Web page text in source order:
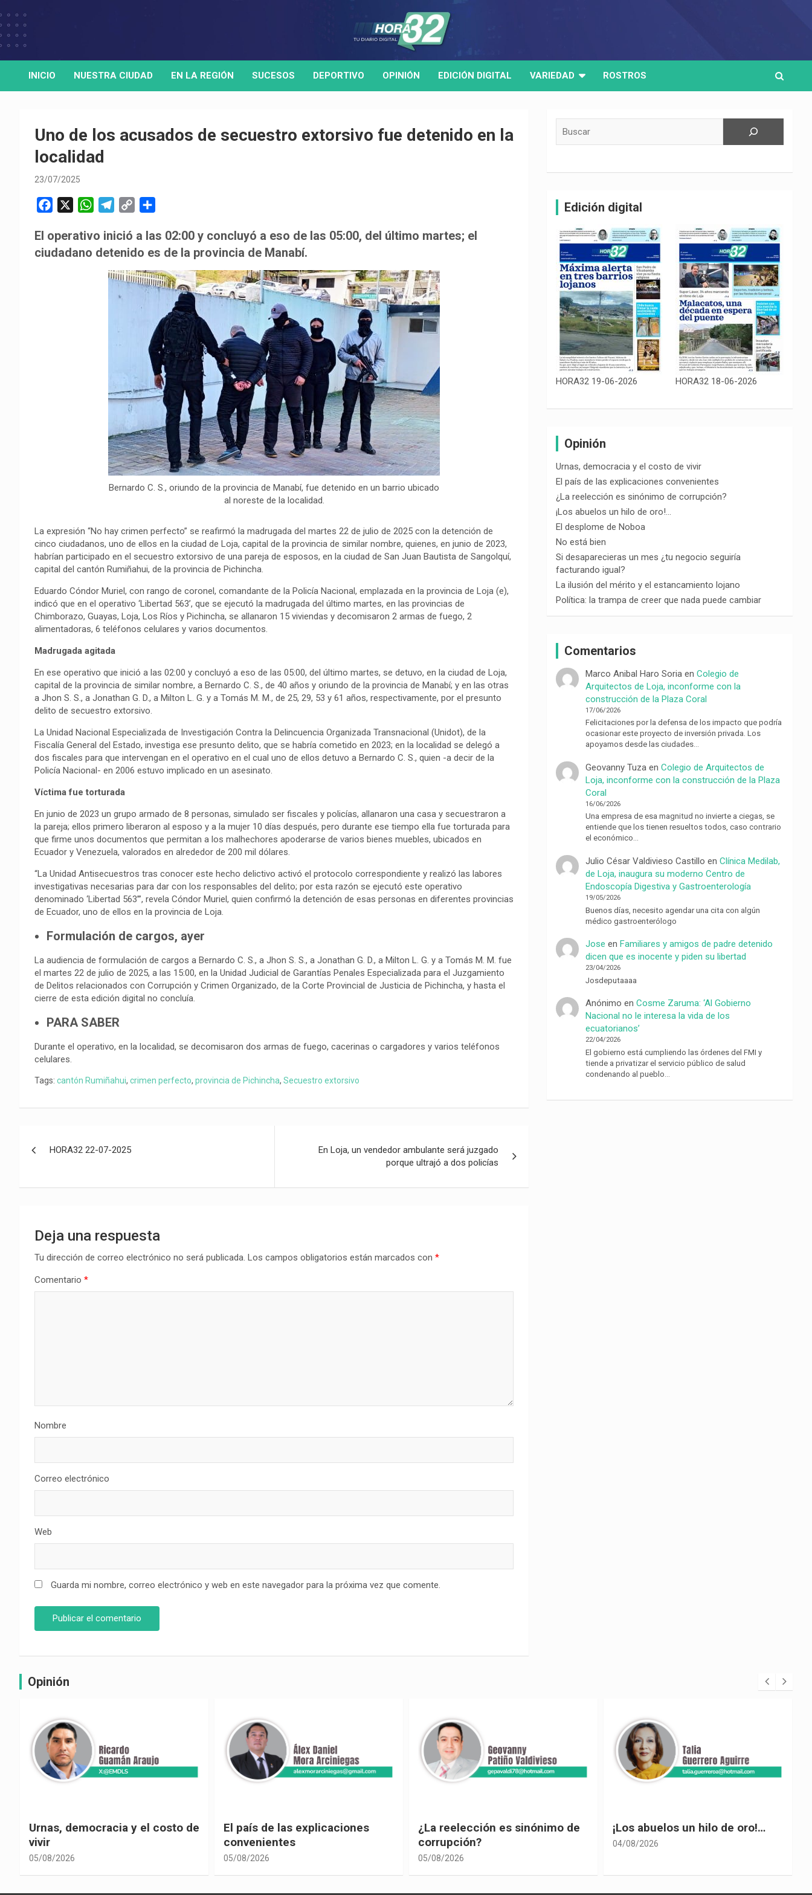
to
HORA32
Medio de comunicación digital
INICIO NUESTRA CIUDAD EN LA REGIÓN SUCESOS DEPORTIVO OPINIÓN EDICIÓN DIGITAL VARIEDAD ROSTROS
Uno de los acusados de secuestro extorsivo fue detenido en la
localidad
23/07/2025
c
e
W
a
t
l
e
g
r
a
p
y
L
i
m
p
a
r
r
El operativo inició a las 02:00 y concluyó a eso de las 05:00, del último martes; el
ciudadano detenido es de la provincia de Manabí.
Bernardo C. S., oriundo de la provincia de Manabí, fue detenido en un barrio ubicado
al noreste de la localidad.
La expresión “No hay crimen perfecto” se reafirmó la madrugada del martes 22 de julio de 2025 con la detención de
cinco ciudadanos, uno de ellos en la ciudad de Loja, capital de la provincia de similar nombre, quienes, en junio de 2023,
habrían participado en el secuestro extorsivo de una pareja de esposos, en la ciudad de San Juan Bautista de Sangolquí,
capital del cantón Rumiñahui, de la provincia de Pichincha.
Eduardo Cóndor Muriel, con rango de coronel, comandante de la Policía Nacional, emplazada en la provincia de Loja (e),
indicó que en el operativo ‘Libertad 563’, que se ejecutó la madrugada del último martes, en las provincias de
Chimborazo, Guayas, Loja, Los Ríos y Pichincha, se allanaron 15 viviendas y decomisaron 2 armas de fuego, 2
alimentadoras, 6 teléfonos celulares y varios documentos.
Madrugada agitada
En ese operativo que inició a las 02:00 y concluyó a eso de las 05:00, del último martes, se detuvo, en la ciudad de Loja,
capital de la provincia de similar nombre, a Bernardo C. S., de 40 años y oriundo de la provincia de Manabí; y en las otras
a Jhon S. S., a Jonathan G. D., a Milton L. G. y a Tomás M. M., de 25, 29, 53 y 61 años, respectivamente, por el presunto
delito de secuestro extorsivo.
La Unidad Nacional Especializada de Investigación Contra la Delincuencia Organizada Transnacional (Unidot), de la
Fiscalía General del Estado, investiga ese presunto delito, que se habría cometido en 2023; en la localidad se delegó a
dos fiscales para que intervengan en el operativo en el cual uno de ellos detuvo a Bernardo C. S., quien -a decir de la
Policía Nacional- en 2006 estuvo implicado en un asesinato.
Víctima fue torturada
En junio de 2023 un grupo armado de 8 personas, simulado ser fiscales y policías, allanaron una casa y secuestraron a
la pareja; ellos primero liberaron al esposo y a la mujer 10 días después, pero durante ese tiempo ella fue torturada para
que firme unos documentos que permitan a los malhechores apoderarse de varios bienes muebles, ubicados en
Ecuador y Venezuela, valorados en alrededor de 200 mil dólares.
“La Unidad Antisecuestros tras conocer este hecho delictivo activó el protocolo correspondiente y realizó las labores
investigativas necesarias para dar con los responsables del delito; por esta razón se ejecutó este operativo
denominado ‘Libertad 563’”, revela Cóndor Muriel, quien confirmó la detención de esas personas en diferentes provincias
de Ecuador, uno de ellos en la provincia de Loja.
Formulación de cargos, ayer
La audiencia de formulación de cargos a Bernardo C. S., a Jhon S. S., a Jonathan G. D., a Milton L. G. y a Tomás M. M. fue
el martes 22 de julio de 2025, a las 15:00, en la Unidad Judicial de Garantías Penales Especializada para el Juzgamiento
de Delitos relacionados con Corrupción y Crimen Organizado, de la Corte Provincial de Justicia de Pichincha, y hasta el
cierre de esta edición digital no concluía.
PARA SABER
Durante el operativo, en la localidad, se decomisaron dos armas de fuego, cacerinas o cargadores y varios teléfonos
celulares.
Tags: cantón Rumiñahui, crimen perfecto, provincia de Pichincha, Secuestro extorsivo
entradas
HORA32 22-07-2025
En Loja, un vendedor ambulante será juzgado
porque ultrajó a dos policías
Deja una respuesta
Tu dirección de correo electrónico no será publicada. Los campos obligatorios están marcados con *
Comentario *
Nombre
Correo electrónico
Web
Guarda mi nombre, correo electrónico y web en este navegador para la próxima vez que comente.
Edición digital
HORA32 19-06-2026 HORA32 18-06-2026
Opinión
Urnas, democracia y el costo de vivir
El país de las explicaciones convenientes
¿La reelección es sinónimo de corrupción?
¡Los abuelos un hilo de oro!…
El desplome de Noboa
No está bien
Si desaparecieras un mes ¿tu negocio seguiría
facturando igual?
La ilusión del mérito y el estancamiento lojano
Política: la trampa de creer que nada puede cambiar
Comentarios
Marco Anibal Haro Soria enColegio de
Arquitectos de Loja, inconforme con la
construcción de la Plaza Coral
17/06/2026
Felicitaciones por la defensa de los impacto que podría
ocasionar este proyecto de inversión privada. Los
apoyamos desde las ciudades…
Geovanny Tuza enColegio de Arquitectos de
Loja, inconforme con la construcción de la Plaza
Coral
16/06/2026
Una empresa de esa magnitud no invierte a ciegas, se
entiende que los tienen resueltos todos, caso contrario
el económico…
Julio César Valdivieso Castillo enClínica Medilab,
de Loja, inaugura su moderno Centro de
Endoscopía Digestiva y Gastroenterología
19/05/2026
Buenos días, necesito agendar una cita con algún
médico gastroenterólogo
Jose enFamiliares y amigos de padre detenido
dicen que es inocente y piden su libertad
23/04/2026
Josdeputaaaa
Anónimo enCosme Zaruma: ‘Al Gobierno
Nacional no le interesa la vida de los
ecuatorianos’
22/04/2026
El gobierno está cumpliendo las órdenes del FMI y
tiende a privatizar el servicio público de salud
condenando al pueblo…
Opinión
El país de las explicaciones
convenientes
05/08/2026
¿La reelección es sinónimo de
corrupción?
05/08/2026
¡Los abuelos un hilo de oro!…
04/08/2026
El desplome de Noboa
04/08/2026